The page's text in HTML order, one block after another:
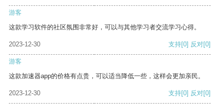
游客
这款学习软件的社区氛围非常好，可以与其他学习者交流学习心得。
2023-12-30 支持[0] 反对[0]
游客
这款加速器app的价格有点贵，可以适当降低一些，这样会更加亲民。
2023-12-30 支持[0] 反对[0]